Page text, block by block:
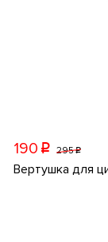
190 p 295p
Вертушка для